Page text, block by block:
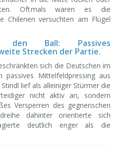
Oftmals waren es die
Chilenen versuchten am Flügel
den Ball: Passives
Strecken der Partie.
sich die Deutschen im
Mittelfeldpressing aus
lief als alleiniger Stürmer die
nicht aktiv an, sondern
Versperren des gegnerischen
dahinter orientierte sich
deutlich enger als die